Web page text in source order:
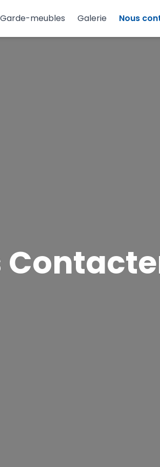
Garde-meubles Galerie Nous